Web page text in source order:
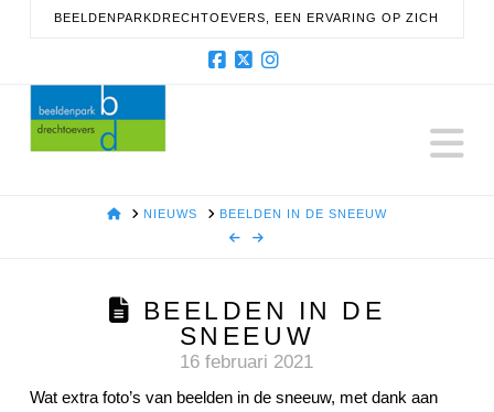
BEELDENPARKDRECHTOEVERS, EEN ERVARING OP ZICH
HOMENIEUWS BEELDEN IN DE SNEEUW
BEELDEN IN DE
SNEEUW
16 februari 2021
Wat extra foto’s van beelden in de sneeuw, met dank aan